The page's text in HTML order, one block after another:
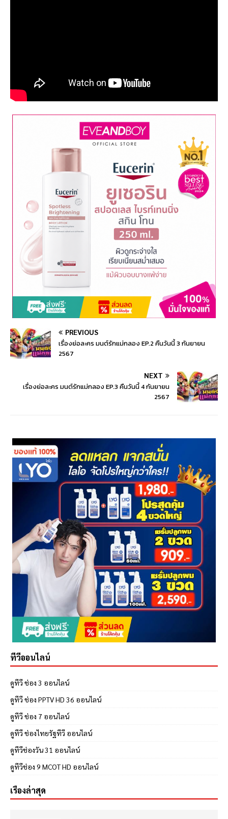
PREVIOUS
เรื่องย่อละคร มนต์รักแม่กลอง EP.2 คืนวันนี้ 3 กันยายน
2567
NEXT
เรื่องย่อละคร มนต์รักแม่กลอง EP.3 คืนวันนี้ 4 กันยายน
2567
ทีวีออนไลน์
ดูทีวี ช่อง 3 ออนไลน์
ดูทีวี ช่อง PPTV HD 36 ออนไลน์
ดูทีวี ช่อง 7 ออนไลน์
ดูทีวี ช่องไทยรัฐทีวี ออนไลน์
ดูทีวีช่องวัน 31 ออนไลน์
ดูทีวีช่อง 9 MCOT HD ออนไลน์
เรื่องล่าสุด